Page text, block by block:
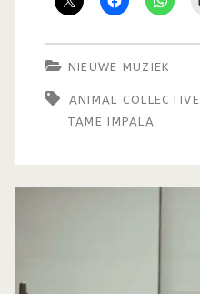
NIEUWE MUZIEK
ANIMAL COLLECTIVE
TAME IMPALA